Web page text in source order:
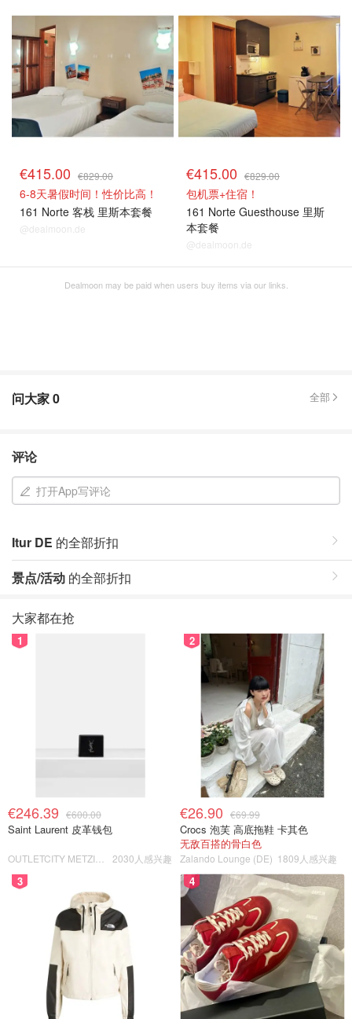
€415.00 €829.00
6-8天暑假时间！性价比高！
161 Norte 客栈 里斯本套餐
@dealmoon.de
€415.00 €829.00
包机票+住宿！
161 Norte Guesthouse 里斯
本套餐
@dealmoon.de
Dealmoon may be paid when users buy items via our links.
问大家0 全部
评论
打开App写评论
Itur DE 的全部折扣
景点/活动 的全部折扣
大家都在抢
1
€246.39 €600.00
Saint Laurent 皮革钱包
2030人感兴趣
2
€26.90 €69.99
Crocs 泡芙 高底拖鞋 卡其色
无敌百搭的骨白色
Zalando Lounge (DE) 1809人感兴趣
3 4